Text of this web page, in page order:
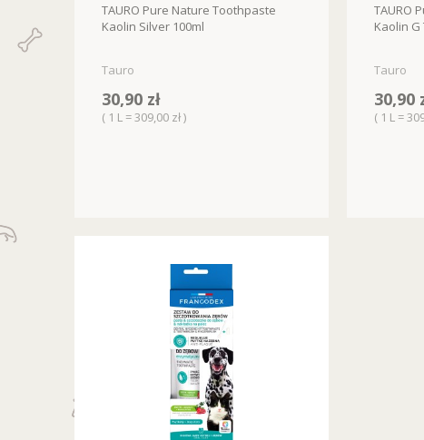
TAURO Pure Nature Toothpaste
Kaolin Silver 100ml
Tauro
30,90 zł
( 1 L = 309,00 zł )
TAURO
Kaolin G
Tauro
30,90
( 1 L =